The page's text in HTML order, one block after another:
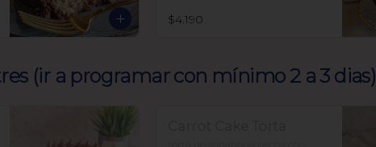
$4.190
(ir a programar con mínimo 2 a 3 dias)